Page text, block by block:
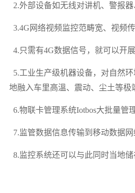
2.外部设备如无线对讲机、警报器
3.4G网络视频监控范畴宽、视频
4.只需有4G数据信号，就可以开
5.工业生产级机器设备，对自然
地融入车里高溫、震动、尘土等极
6.物联卡管理系统Iotbos大批量管
7.监管数据信息传输到移动数据网
8.监控系统还可以与此同时当地储